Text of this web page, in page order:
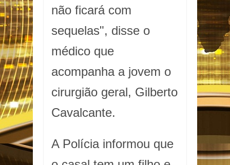
não ficará com
sequelas", disse o
médico que
acompanha a jovem o
cirurgião geral, Gilberto
Cavalcante.
A Polícia informou que